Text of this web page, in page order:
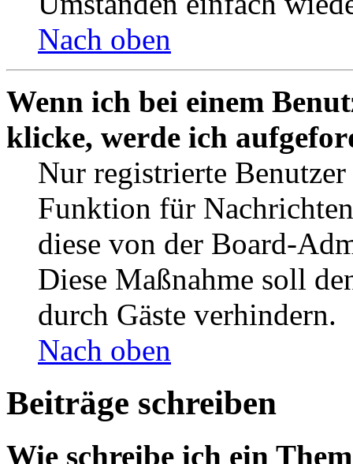
Nach oben
Wenn ich bei einem
klicke, werde ich
Nur registrierte
Funktion für
diese von der Board-
Diese Maßnahme soll
durch Gäste verhindern.
Nach oben
Beiträge schreiben
Wie schreibe ich ein